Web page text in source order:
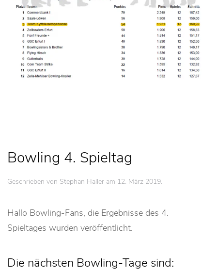
Bowling 4. Spieltag
Geschrieben von Stephan Haller am 12. März 2019.
Hallo Bowling-Fans, die Ergebnisse des 4.
Spieltages wurden veröffentlicht.
Die nächsten Bowling-Tage sind: